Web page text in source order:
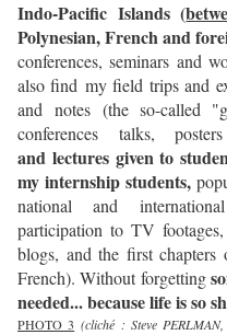
Indo-Pacific Islands (
Polynesian, French and
conferences, seminars and
also find my field trips and
and notes (the so-called
conferences talks,
and lectures given to
my internship students,
national and
participation to TV
blogs, and the first
French). Without forgetting
needed... because life is so
PHOTO 3 (cliché : Steve